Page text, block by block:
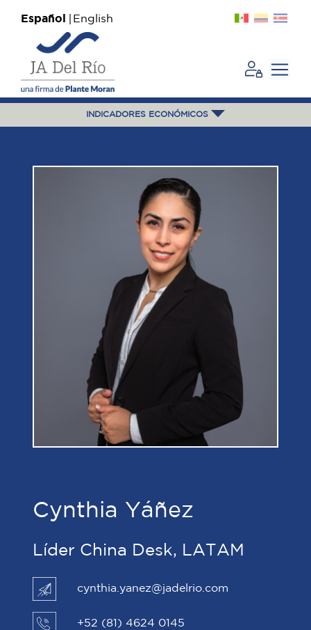
Español English
INDICADORES ECONÓMICOS
Cynthia Yáñez
Líder China Desk, LATAM
cynthia.yanez@jadelrio.com
+52 (81) 4624 0145